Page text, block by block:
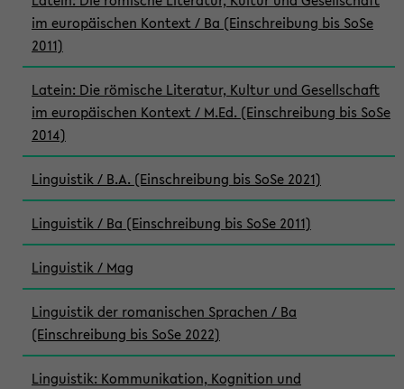
im europäischen Kontext / Ba (Einschreibung bis SoSe
2011)
Latein: Die römische Literatur, Kultur und Gesellschaft
im europäischen Kontext / M.Ed. (Einschreibung bis SoSe
2014)
Linguistik / B.A. (Einschreibung bis SoSe 2021)
Linguistik / Ba (Einschreibung bis SoSe 2011)
Linguistik / Mag
Linguistik der romanischen Sprachen / Ba
(Einschreibung bis SoSe 2022)
Linguistik: Kommunikation, Kognition und